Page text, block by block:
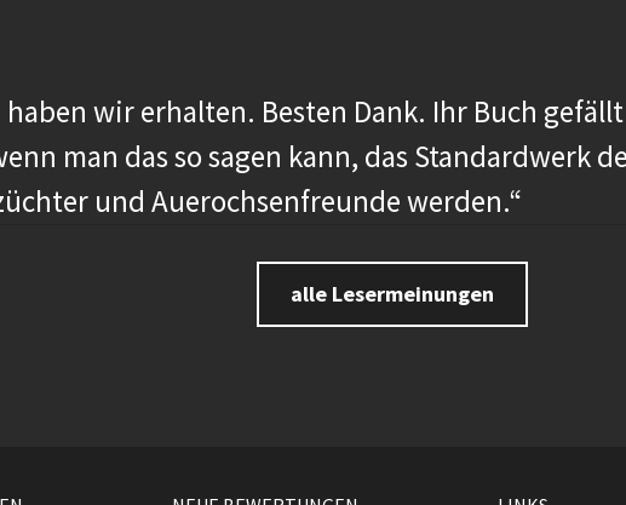
wir erhalten. Besten Dank. Ihr Buch
man das so sagen kann, das Standardwerk
und Auerochsenfreunde werden.“
alle Lesermeinungen